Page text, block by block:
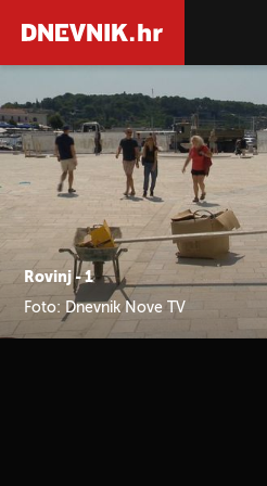
Rovinj - 1
Foto: Dnevnik Nove TV